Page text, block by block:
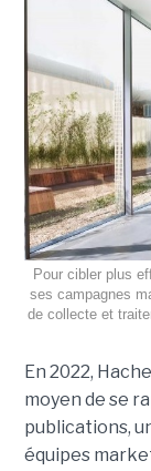
Pour cibler plus
ses campagnes
de collecte et
En 2022,
moyen de se
publications,
équipes